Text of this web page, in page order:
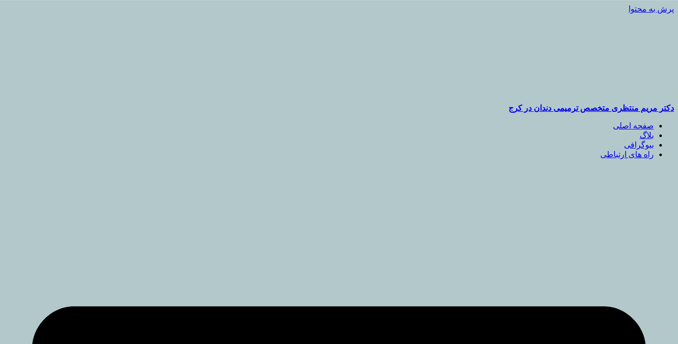
پرش به محتوا
دکتر مریم منتظری متخصص ترمیمی دندان در کرج
صفحه اصلی
بلاگ
بیوگرافی
راه های ارتباطی